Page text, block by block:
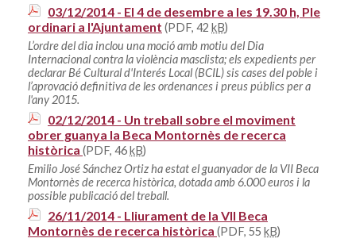
03/12/2014 - El 4 de desembre a les 19.30 h, Ple
ordinari a l'Ajuntament (PDF, 42 kB)
L’ordre del dia inclou una moció amb motiu del Dia
Internacional contra la violència masclista; els expedients per
declarar Bé Cultural d'Interés Local (BCIL) sis cases del poble i
l’aprovació definitiva de les ordenances i preus públics per a
l'any 2015.
02/12/2014 - Un treball sobre el moviment
obrer guanya la Beca Montornès de recerca
històrica (PDF, 46kB)
Emilio José Sánchez Ortiz ha estat el guanyador de la VII Beca
Montornès de recerca històrica, dotada amb 6.000 euros i la
possible publicació del treball.
26/11/2014 - Lliurament de la VII Beca
Montornès de recerca històrica (PDF, 55 kB)